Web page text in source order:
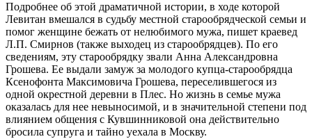
Подробнее об этой драматичной истории, в ходе которой
Левитан вмешался в судьбу местной старообрядческой семьи и
помог женщине бежать от нелюбимого мужа, пишет краевед
Л.П. Смирнов (также выходец из старообрядцев). По его
сведениям, эту старообрядку звали Анна Александровна
Грошева. Ее выдали замуж за молодого купца-старообрядца
Ксенофонта Максимовича Грошева, переселившегося из
одной окрестной деревни в Плес. Но жизнь в семье мужа
оказалась для нее невыносимой, и в значительной степени под
влиянием общения с Кувшинниковой она действительно
бросила супруга и тайно уехала в Москву.